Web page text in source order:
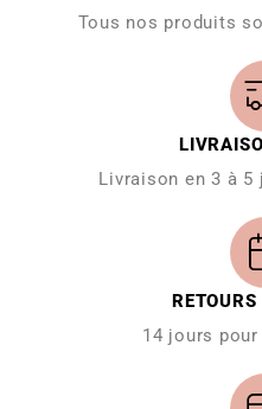
Tous nos produits
Livraison en 3 à 5
14 jours